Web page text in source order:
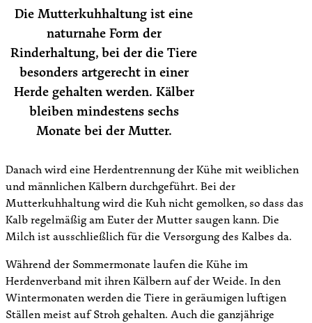
Die Mutterkuhhaltung ist eine
naturnahe Form der
Rinderhaltung, bei der die Tiere
besonders artgerecht in einer
Herde gehalten werden. Kälber
bleiben mindestens sechs
Monate bei der Mutter.
Danach wird eine Herdentrennung der Kühe mit weiblichen
und männlichen Kälbern durchgeführt. Bei der
Mutterkuhhaltung wird die Kuh nicht gemolken, so dass das
Kalb regelmäßig am Euter der Mutter saugen kann. Die
Milch ist ausschließlich für die Versorgung des Kalbes da.
Während der Sommermonate laufen die Kühe im
Herdenverband mit ihren Kälbern auf der Weide. In den
Wintermonaten werden die Tiere in geräumigen luftigen
Ställen meist auf Stroh gehalten. Auch die ganzjährige